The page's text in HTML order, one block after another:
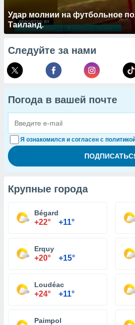
Удар молнии на футбольное
Таиланд.
Следуйте за нами
Погода в вашей почте
Я ознакомился и согласен с
Крупные города
Bégard
+22° +11°
Erquy
+20° +15°
Loudéac
+24° +11°
Paimpol